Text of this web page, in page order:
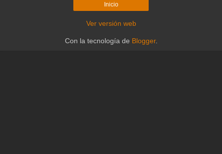
Inicio
Ver versión web
Con la tecnología de Blogger.